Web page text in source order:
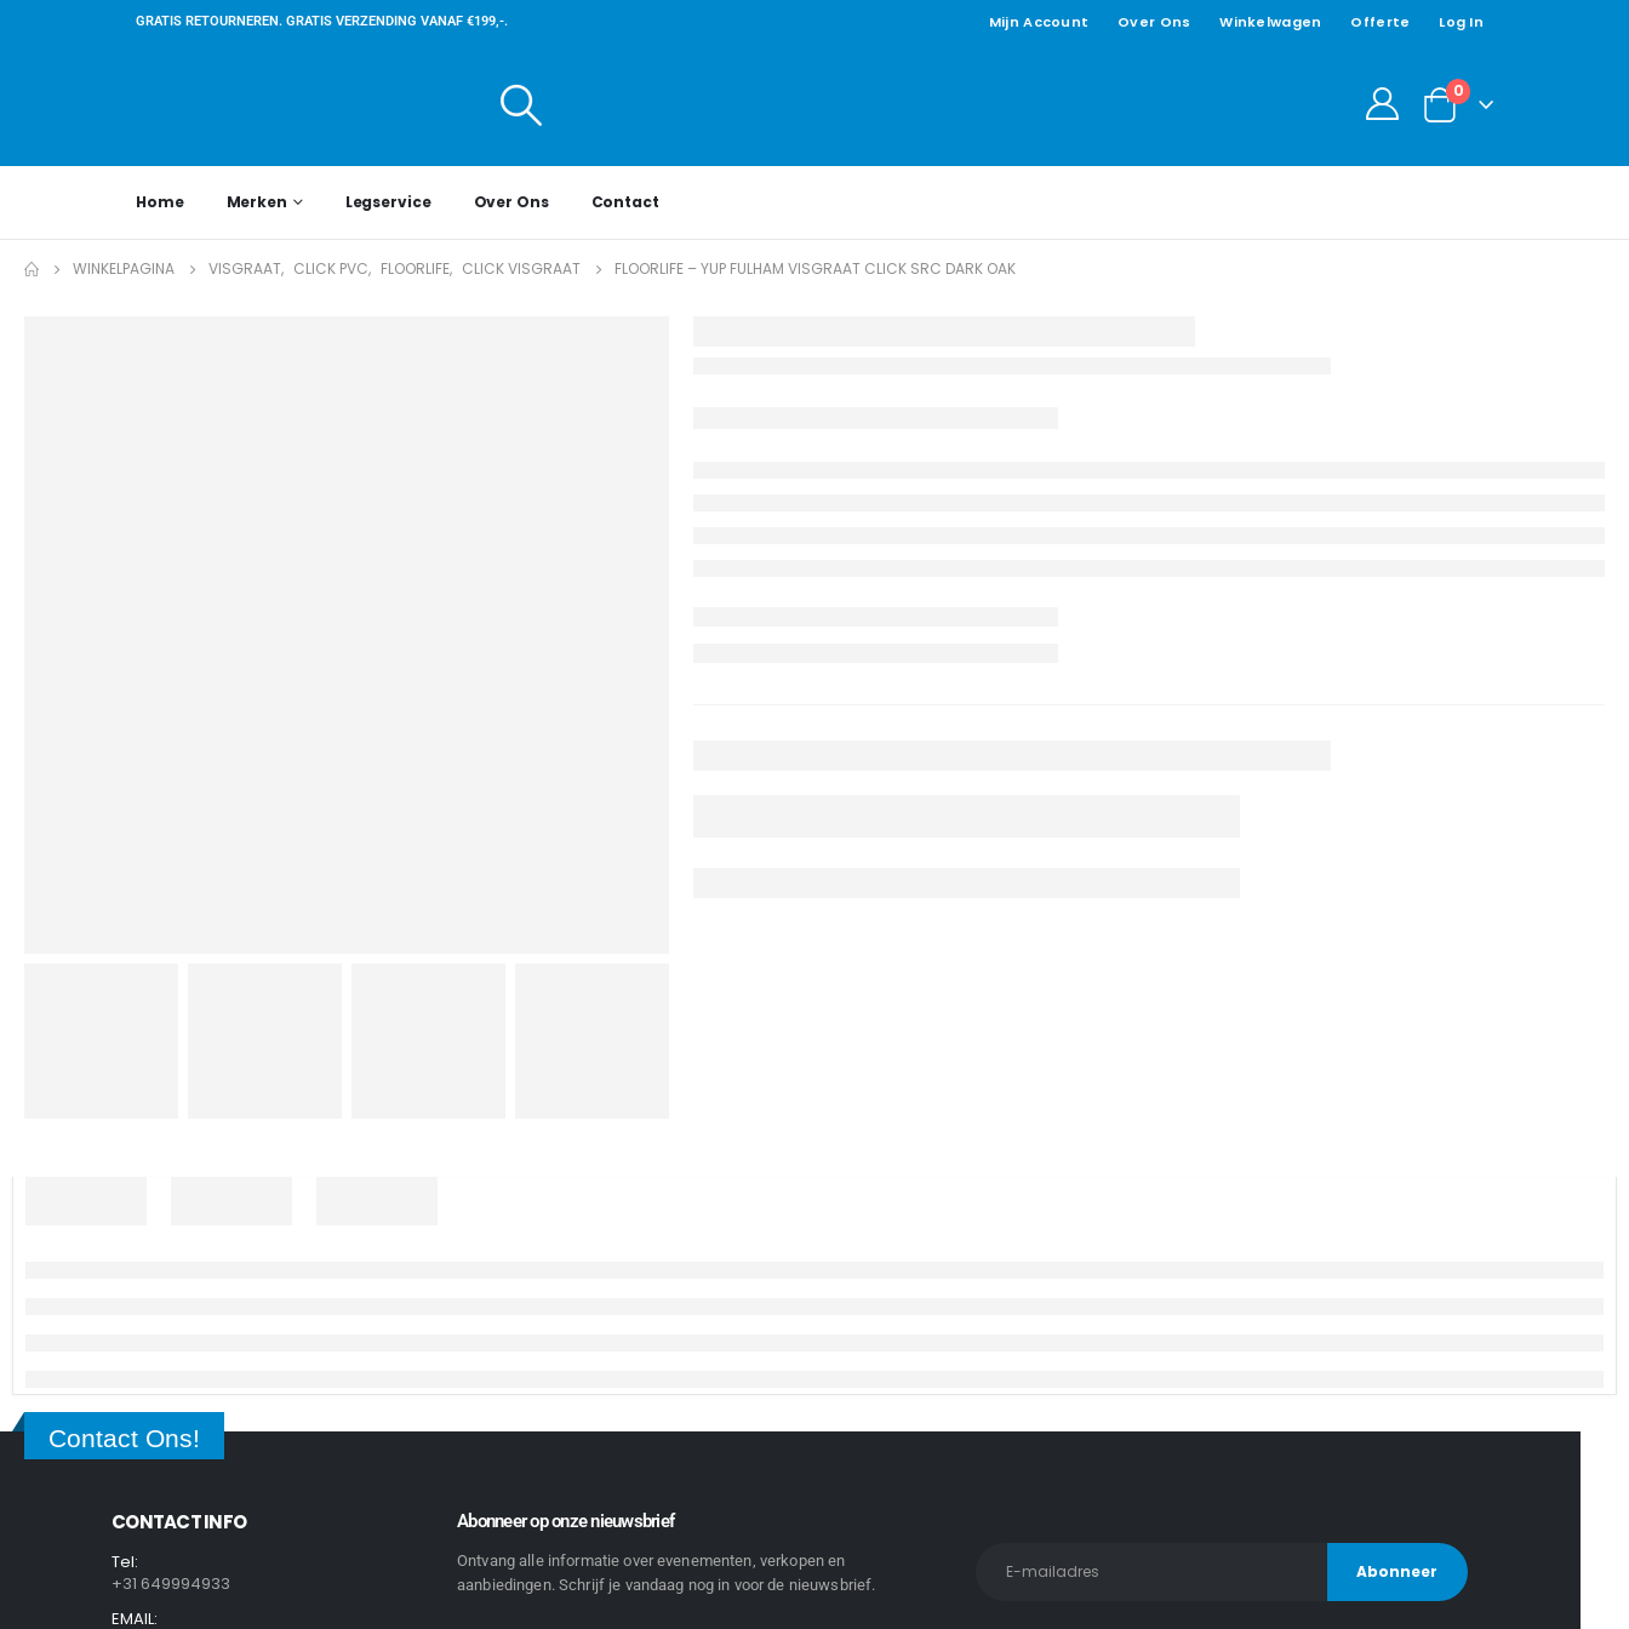
GRATIS RETOURNEREN. GRATIS VERZENDING VANAF €199,-. Mijn Account Over Ons Winkelwagen Offerte Log In
0
Home Merken Legservice Over Ons Contact
WINKELPAGINA VISGRAAT, CLICK PVC, FLOORLIFE, CLICK VISGRAAT FLOORLIFE – YUP FULHAM VISGRAAT CLICK SRC DARK OAK
Contact Ons!
CONTACT INFO
Tel:
+31 649994933
EMAIL:
Abonneer op onze nieuwsbrief
Ontvang alle informatie over evenementen, verkopen en
aanbiedingen. Schrijf je vandaag nog in voor de nieuwsbrief.